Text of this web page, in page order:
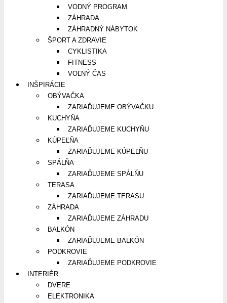
VODNÝ PROGRAM
ZÁHRADA
ZÁHRADNÝ NÁBYTOK
ŠPORT A ZDRAVIE
CYKLISTIKA
FITNESS
VOĽNÝ ČAS
INŠPIRÁCIE
OBÝVAČKA
ZARIAĎUJEME OBÝVAČKU
KUCHYŇA
ZARIAĎUJEME KUCHYŇU
KÚPEĽŇA
ZARIAĎUJEME KÚPEĽŇU
SPÁLŇA
ZARIAĎUJEME SPÁLŇU
TERASA
ZARIAĎUJEME TERASU
ZÁHRADA
ZARIAĎUJEME ZÁHRADU
BALKÓN
ZARIAĎUJEME BALKÓN
PODKROVIE
ZARIAĎUJEME PODKROVIE
INTERIÉR
DVERE
ELEKTRONIKA